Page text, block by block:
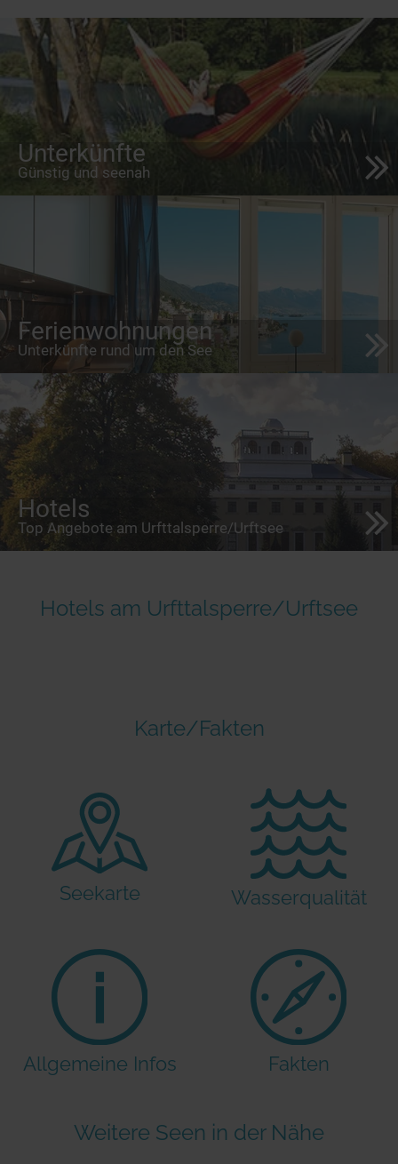
Unterkünfte
Günstig und seenah
Ferienwohnungen
Unterkünfte rund um den See
Hotels
Top Angebote am Urfttalsperre/Urftsee
Hotels am Urfttalsperre/Urftsee
Karte/Fakten
Seekarte Wasserqualität
Allgemeine Infos Fakten
Weitere Seen in der Nähe